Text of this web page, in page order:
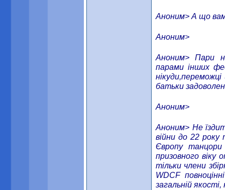
Аноним> А що вам
Аноним>
Аноним> Пари
парами інших
батьки
Аноним>
Аноним> Не
війни до 22
Європу
призовного віку
тільки члени
WDCF
загальній